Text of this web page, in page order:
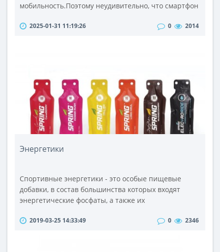
мобильность.Поэтому неудивительно, что смартфон
превратился со стандартного устройства для
ассистентСегодня ..
2025-01-31 11:19:26 0 2014
Энергетики
Спортивные энергетики - это особые пищевые
добавки, в состав большинства которых входят
энергетические фосфаты, а также их
распространены продукты, которые содержат
2019-03-25 14:33:49 0 2346